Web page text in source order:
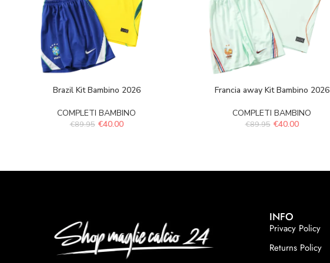
Brazil Kit Bambino 2026
COMPLETI BAMBINO
€89.95 €40.00
Francia away Kit Bambino 2026
COMPLETI BAMBINO
€89.95 €40.00
INFO
Privacy Policy
Returns Policy